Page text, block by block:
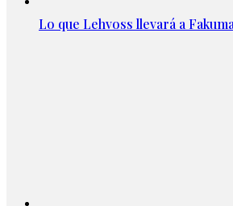
Lo que Lehvoss llevará a